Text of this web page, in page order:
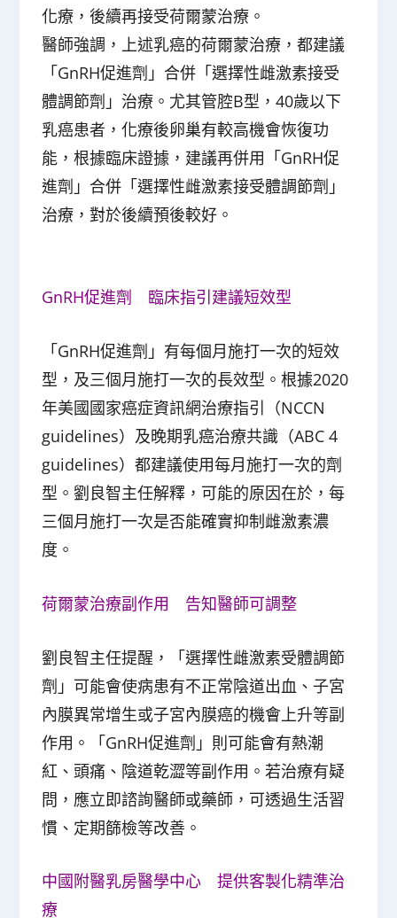
化療，後續再接受荷爾蒙治療。
醫師強調，上述乳癌的荷爾蒙治療，都建議
「GnRH促進劑」合併「選擇性雌激素接受
體調節劑」治療。尤其管腔B型，40歲以下
乳癌患者，化療後卵巢有較高機會恢復功
能，根據臨床證據，建議再併用「GnRH促
進劑」合併「選擇性雌激素接受體調節劑」
治療，對於後續預後較好。
GnRH促進劑 臨床指引建議短效型
「GnRH促進劑」有每個月施打一次的短效
型，及三個月施打一次的長效型。根據2020
年美國國家癌症資訊網治療指引（NCCN
guidelines）及晚期乳癌治療共識（ABC 4
guidelines）都建議使用每月施打一次的劑
型。劉良智主任解釋，可能的原因在於，每
三個月施打一次是否能確實抑制雌激素濃
度。
荷爾蒙治療副作用 告知醫師可調整
劉良智主任提醒，「選擇性雌激素受體調節
劑」可能會使病患有不正常陰道出血、子宮
內膜異常增生或子宮內膜癌的機會上升等副
作用。「GnRH促進劑」則可能會有熱潮
紅、頭痛、陰道乾澀等副作用。若治療有疑
問，應立即諮詢醫師或藥師，可透過生活習
慣、定期篩檢等改善。
中國附醫乳房醫學中心 提供客製化精準治
療